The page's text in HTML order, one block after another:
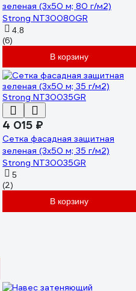
зеленая (3x50 м; 80 г/м2)
Strong NT30080GR
4.8
(6)
В корзину
4 015 ₽
Сетка фасадная защитная
зеленая (3x50 м; 35 г/м2)
Strong NT30035GR
5
(2)
В корзину